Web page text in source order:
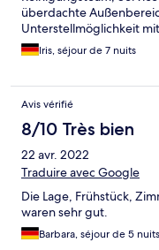
überdachte
Unterstellmöglichkeit
Iris, séjour de 7 nuits
Avis vérifié
8/10 Très bien
22 avr. 2022
Traduire avec Google
Die Lage, Frühstück,
waren sehr gut.
Barbara, séjour de 5 nuits